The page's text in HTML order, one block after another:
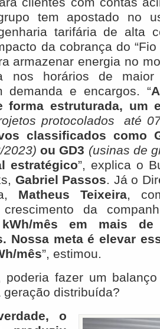
tem apostado no
tarifária de alta
da cobrança do “Fio
armazenar energia no
nos horários de maior
demanda e encargos. “
forma estruturada, um
protocolados até
classificados como
2023) ou GD3 (usinas de
estratégico”, explica o
Gabriel Passos. Já o
Matheus Teixeira,
da
mês em mais de
Nossa meta é elevar
mês”, estimou.
poderia fazer um
geração distribuída?
o